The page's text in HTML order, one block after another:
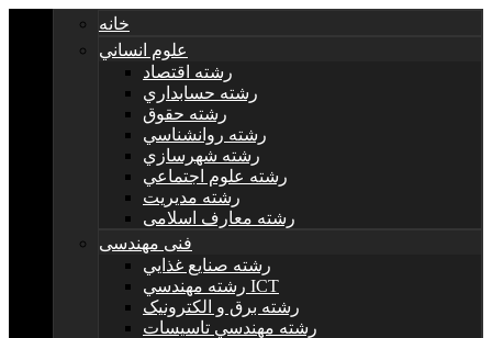
خانه
علوم انساني
رشته اقتصاد
رشته حسابداري
رشته حقوق
رشته روانشناسي
رشته شهرسازي
رشته علوم اجتماعي
رشته مديريت
رشته معارف اسلامی
فنی مهندسی
رشته صنايع غذايي
رشته مهندسي ICT
رشته برق و الکترونيک
رشته مهندسي تاسيسات